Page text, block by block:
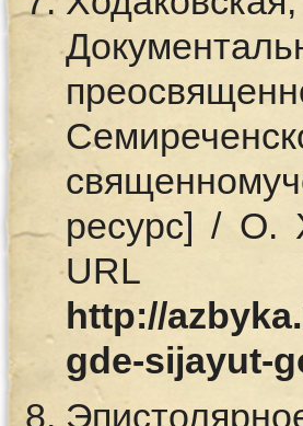
ресурс] / О.
http://
gde-sijayut-